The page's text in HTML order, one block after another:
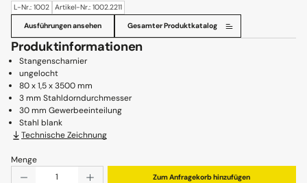
L-Nr.: 1002 Artikel-Nr.: 1002.2211
Ausführungen ansehen Gesamter Produktkatalog
Produktinformationen
Stangenscharnier
ungelocht
80 x 1,5 x 3500 mm
3 mm Stahldorndurchmesser
30 mm Gewerbeeinteilung
Stahl blank
Technische Zeichnung
Menge
Produkt Anzahl: Gib den gewünschten Wert ein oder
Zum Anfragekorb hinzufügen